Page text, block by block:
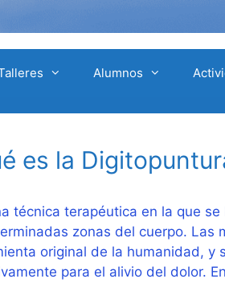
Alumnos
es la
técnica terapéutica en la que
zonas del cuerpo. Las
original de la humanidad, y
para el alivio del dolor.